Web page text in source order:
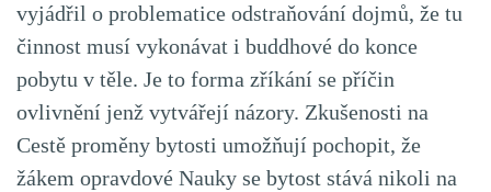
vyjádřil o problematice odstraňování dojmů, že tu
činnost musí vykonávat i buddhové do konce
pobytu v těle. Je to forma zříkání se příčin
ovlivnění jenž vytvářejí názory. Zkušenosti na
Cestě proměny bytosti umožňují pochopit, že
žákem opravdové Nauky se bytost stává nikoli na